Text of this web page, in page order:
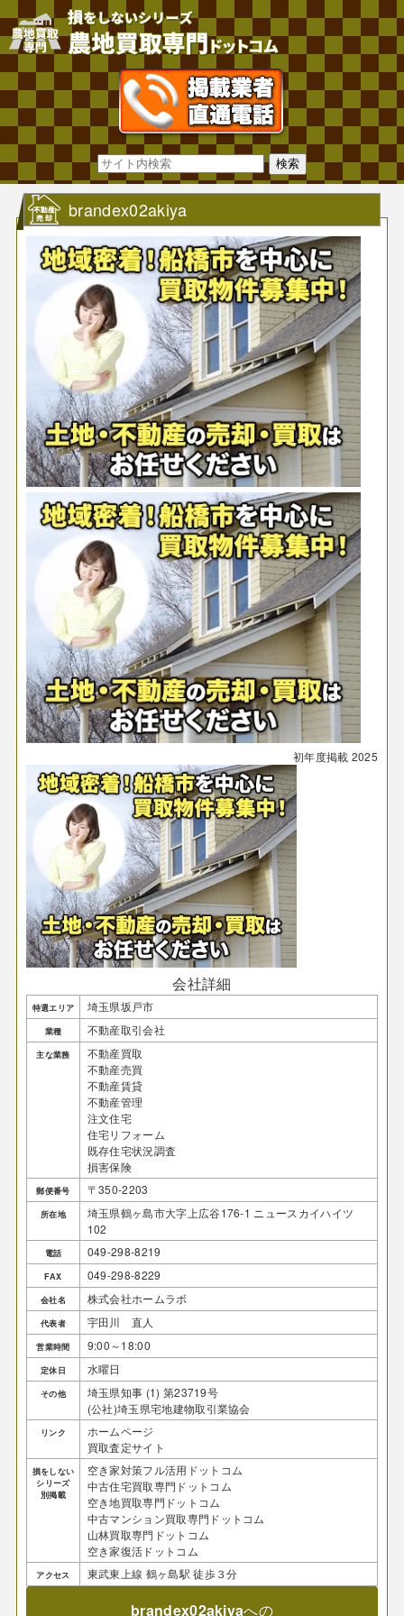
brandex02akiya
初年度掲載 2025
会社詳細
特選エリア 埼玉県坂戸市
業種 不動産取引会社
主な業務
不動産買取
不動産売買
不動産賃貸
不動産管理
注文住宅
住宅リフォーム
既存住宅状況調査
損害保険
郵便番号 〒350-2203
所在地
埼玉県鶴ヶ島市大字上広谷176-1 ニュースカイハイツ
102
電話 049-298-8219
FAX 049-298-8229
会社名 株式会社ホームラボ
代表者 宇田川 直人
営業時間 9:00～18:00
定休日 水曜日
その他
埼玉県知事 (1) 第23719号
(公社)埼玉県宅地建物取引業協会
リンク
ホームページ
買取査定サイト
損をしない
シリーズ
別掲載
空き家対策フル活用ドットコム
中古住宅買取専門ドットコム
空き地買取専門ドットコム
中古マンション買取専門ドットコム
山林買取専門ドットコム
空き家復活ドットコム
アクセス 東武東上線 鶴ヶ島駅 徒歩３分
brandex02akiyaへの